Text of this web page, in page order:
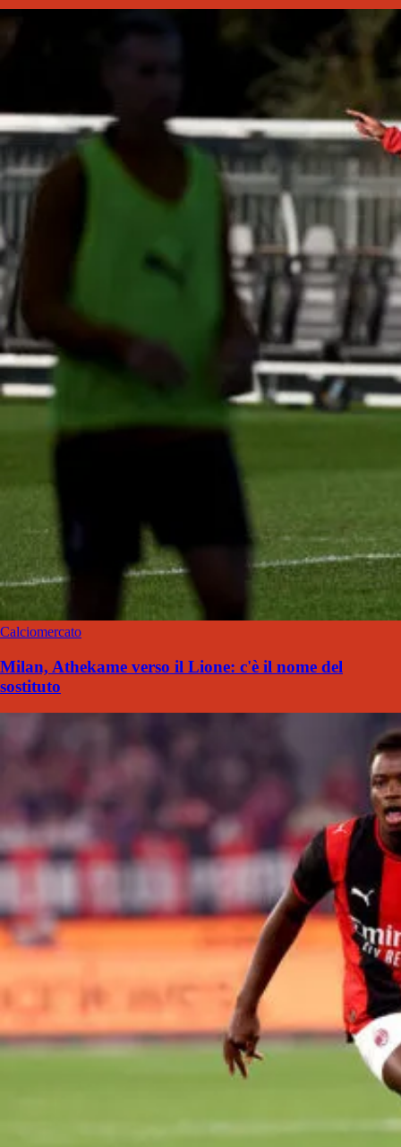
Calciomercato
Milan, Athekame verso il Lione: c'è il nome del
sostituto